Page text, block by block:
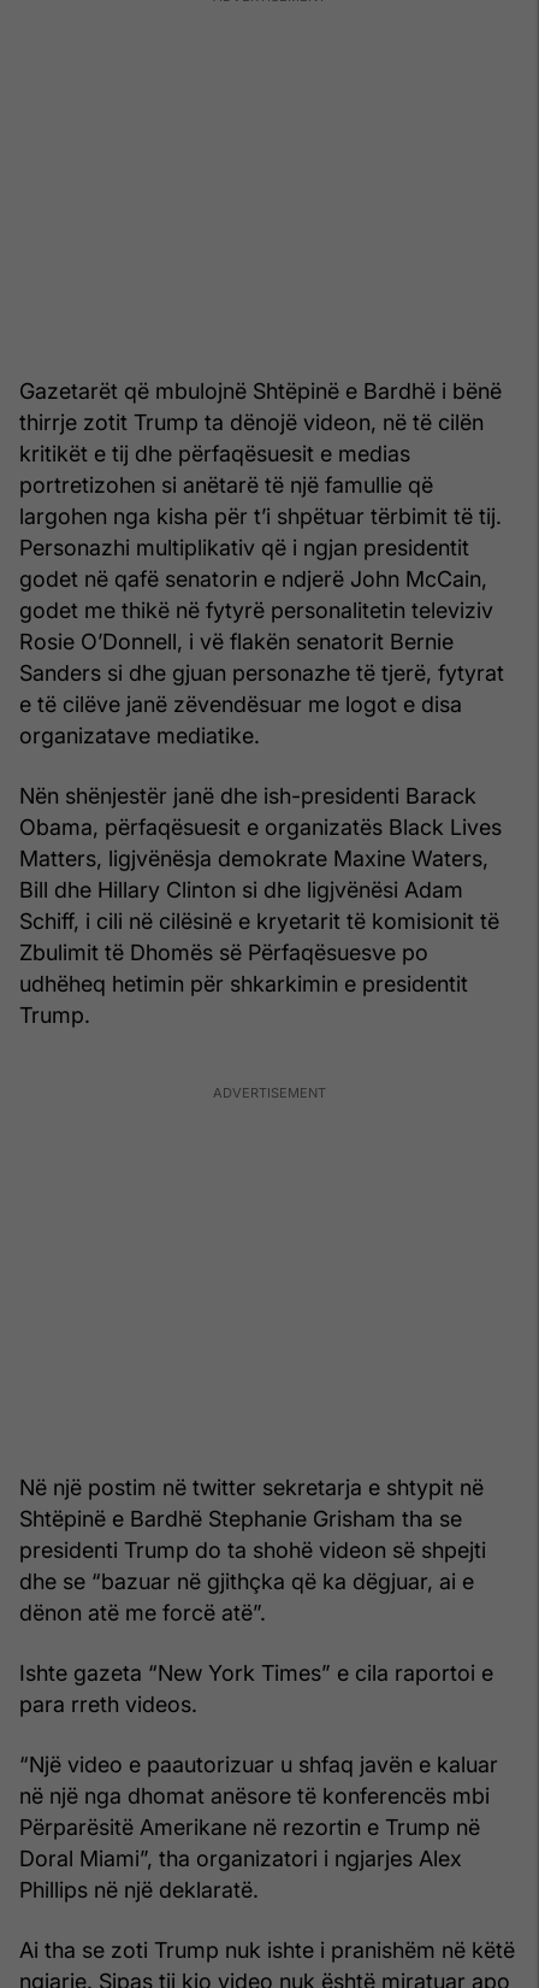
Gazetarët që mbulojnë Shtëpinë e Bardhë i bënë
thirrje zotit Trump ta dënojë videon, në të cilën
kritikët e tij dhe përfaqësuesit e medias
portretizohen si anëtarë të një famullie që
largohen nga kisha për t’i shpëtuar tërbimit të tij.
Personazhi multiplikativ që i ngjan presidentit
godet në qafë senatorin e ndjerë John McCain,
godet me thikë në fytyrë personalitetin televiziv
Rosie O’Donnell, i vë flakën senatorit Bernie
Sanders si dhe gjuan personazhe të tjerë, fytyrat
e të cilëve janë zëvendësuar me logot e disa
organizatave mediatike.
Nën shënjestër janë dhe ish-presidenti Barack
Obama, përfaqësuesit e organizatës Black Lives
Matters, ligjvënësja demokrate Maxine Waters,
Bill dhe Hillary Clinton si dhe ligjvënësi Adam
Schiff, i cili në cilësinë e kryetarit të komisionit të
Zbulimit të Dhomës së Përfaqësuesve po
udhëheq hetimin për shkarkimin e presidentit
Trump.
Në një postim në twitter sekretarja e shtypit në
Shtëpinë e Bardhë Stephanie Grisham tha se
presidenti Trump do ta shohë videon së shpejti
dhe se “bazuar në gjithçka që ka dëgjuar, ai e
dënon atë me forcë atë”.
Ishte gazeta “New York Times” e cila raportoi e
para rreth videos.
“Një video e paautorizuar u shfaq javën e kaluar
në një nga dhomat anësore të konferencës mbi
Përparësitë Amerikane në rezortin e Trump në
Doral Miami”, tha organizatori i ngjarjes Alex
Phillips në një deklaratë.
Ai tha se zoti Trump nuk ishte i pranishëm në këtë
ngjarje. Sipas tij kjo video nuk është miratuar apo